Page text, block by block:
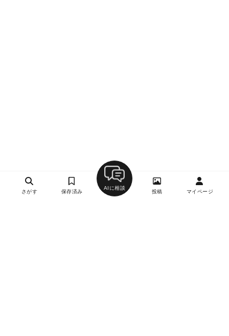
さがす 保存済み
AIに相談
投稿 マイページ